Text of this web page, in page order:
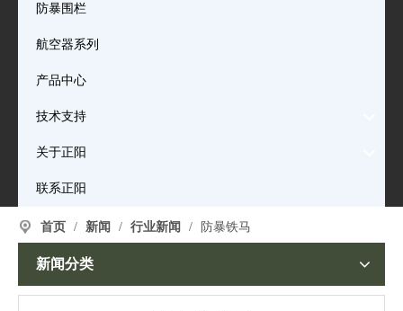
防暴围栏
航空器系列
产品中心
技术支持
关于正阳
联系正阳
首页 / 新闻 / 行业新闻 / 防暴铁马
新闻分类